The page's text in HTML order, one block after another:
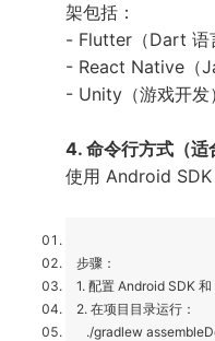
架包括：
- Flutter（Dart 语
- React Native（
- Unity（游戏开发）
4. 命令行方式（适
使用 Android SDK
步骤：
1. 配置 Android SDK
2. 在项目目录运行：
./gradlew